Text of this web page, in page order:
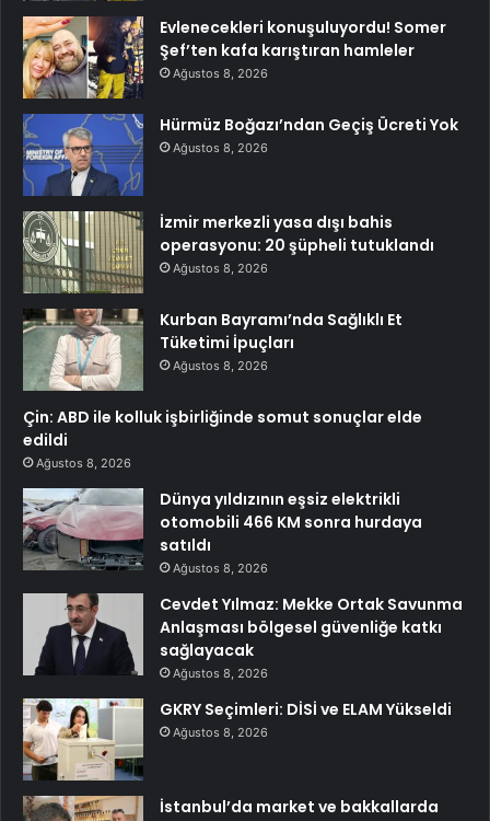
Evlenecekleri konuşuluyordu! Somer
Şef’ten kafa karıştıran hamleler
Ağustos 8, 2026
Hürmüz Boğazı’ndan Geçiş Ücreti Yok
Ağustos 8, 2026
İzmir merkezli yasa dışı bahis
operasyonu: 20 şüpheli tutuklandı
Ağustos 8, 2026
Kurban Bayramı’nda Sağlıklı Et
Tüketimi İpuçları
Ağustos 8, 2026
Çin: ABD ile kolluk işbirliğinde somut sonuçlar elde
edildi
Ağustos 8, 2026
Dünya yıldızının eşsiz elektrikli
otomobili 466 KM sonra hurdaya
satıldı
Ağustos 8, 2026
Cevdet Yılmaz: Mekke Ortak Savunma
Anlaşması bölgesel güvenliğe katkı
sağlayacak
Ağustos 8, 2026
GKRY Seçimleri: DİSİ ve ELAM Yükseldi
Ağustos 8, 2026
İstanbul’da market ve bakkallarda